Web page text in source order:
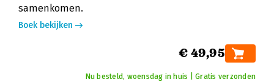
samenkomen.
Boek bekijken
€ 49,95
Nu besteld, woensdag in huis | Gratis verzonden